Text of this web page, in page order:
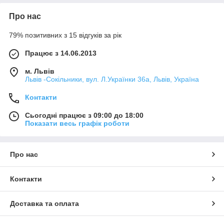
Про нас
79% позитивних з 15 відгуків за рік
Працює з 14.06.2013
м. Львів
Львів -Сокільники, вул. Л.Українки 36а, Львів, Україна
Контакти
Сьогодні працює з 09:00 до 18:00
Показати весь графік роботи
Про нас
Контакти
Доставка та оплата